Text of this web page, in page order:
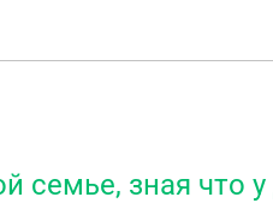
семье, зная что